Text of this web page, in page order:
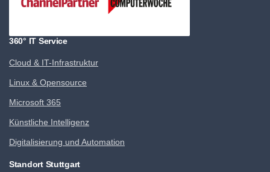
360° IT Service
Cloud & IT-Infrastruktur
Linux & Opensource
Microsoft 365
Künstliche Intelligenz
Digitalisierung und Automation
Standort Stuttgart